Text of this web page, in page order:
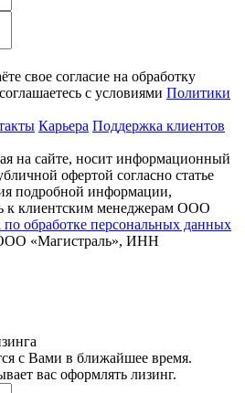
свое согласие на обработку
с условиями Политики
Карьера Поддержка клиентов
на сайте, носит информационный
офертой согласно статье
подробной информации,
к клиентским менеджерам ООО
обработке персональных данных
«Магистраль», ИНН
с Вами в ближайшее время.
вас оформлять лизинг.